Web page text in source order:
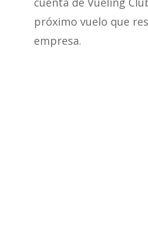
próximo vuelo que
empresa.